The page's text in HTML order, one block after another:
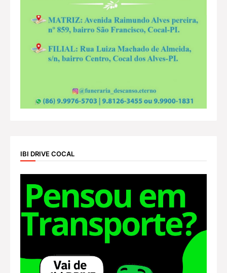
IBI DRIVE COCAL